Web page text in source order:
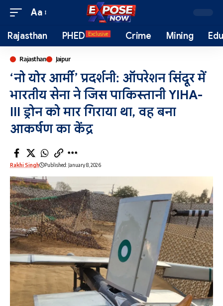
Aa
Rajasthan PHED Exclusive Crime Mining
Rajasthan Jaipur
‘नो योर आर्मी’ प्रदर्शनी: ऑपरेशन सिंदूर में
भारतीय सेना ने जिस पाकिस्तानी YIHA-
III ड्रोन को मार गिराया था, वह बना
आकर्षण का केंद्र
Rakhi Singh Published: January 8, 2026